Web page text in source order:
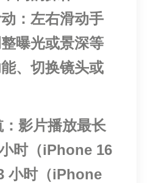
：左右滑动手
曝光或景深等
、切换镜头或
影片播放最长
时（iPhone 16
小时（iPhone